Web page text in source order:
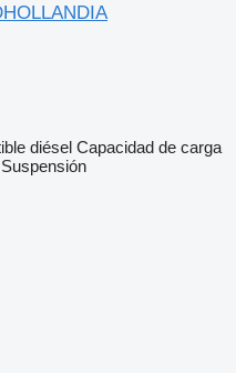
diésel Capacidad de carga
Suspensión